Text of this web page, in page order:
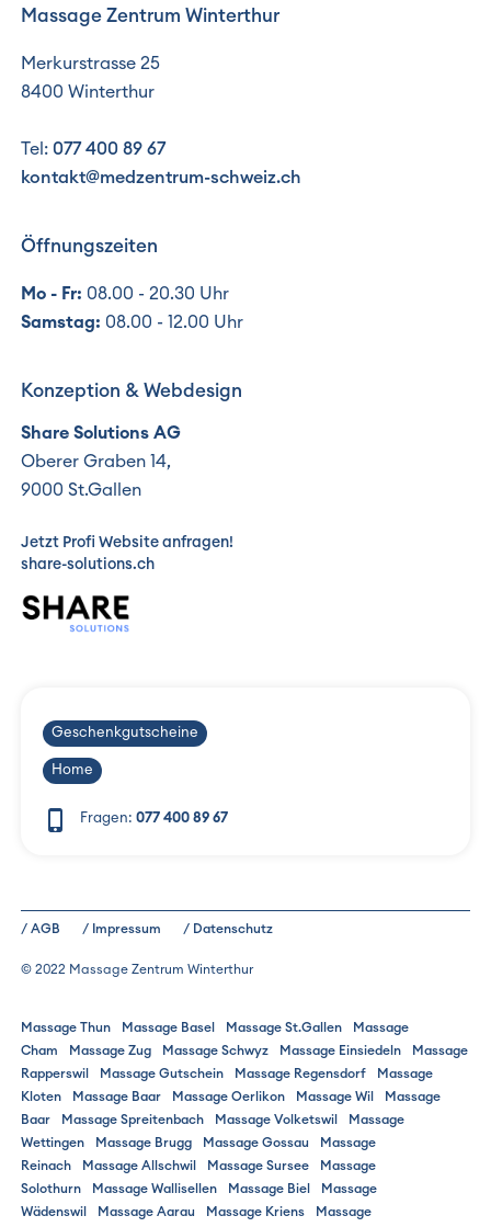
Massage Zentrum Winterthur
Merkurstrasse 25
8400 Winterthur
Tel: 077 400 89 67
kontakt@medzentrum-schweiz.ch
Öffnungszeiten
Mo - Fr: 08.00 - 20.30 Uhr
Samstag: 08.00 - 12.00 Uhr
Konzeption & Webdesign
Share Solutions AG
Oberer Graben 14,
9000 St.Gallen
Jetzt Profi Website anfragen!
share-solutions.ch
Geschenkgutscheine
Home
phone_iphone Fragen: 077 400 89 67
/ AGB / Impressum / Datenschutz
© 2022 Massage Zentrum Winterthur
Massage Thun Massage Basel Massage St.Gallen
Massage
Cham
Massage Zug Massage Schwyz Massage Einsiedeln
Massage
Rapperswil
Massage Gutschein Massage Regensdorf
Massage
Kloten
Massage Baar Massage Oerlikon Massage Wil
Massage
Baar
Massage Spreitenbach Massage Volketswil
Massage
Wettingen
Massage Brugg Massage Gossau
Massage
Reinach
Massage Allschwil Massage Sursee
Massage
Solothurn
Massage Wallisellen Massage Biel
Massage
Wädenswil
Massage Aarau Massage Kriens Massage